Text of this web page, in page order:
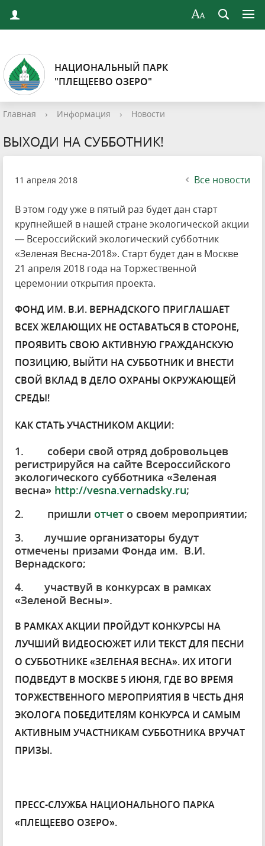
НАЦИОНАЛЬНЫЙ ПАРК
"ПЛЕЩЕЕВО ОЗЕРО"
Главная › Информация › Новости
ВЫХОДИ НА СУББОТНИК!
11 апреля 2018 Все новости
В этом году уже в пятый раз будет дан старт
крупнейшей в нашей стране экологической акции
— Всероссийский экологический субботник
«Зеленая Весна-2018». Старт будет дан в Москве
21 апреля 2018 года на Торжественной
церемонии открытия проекта.
ФОНД ИМ. В.И. ВЕРНАДСКОГО ПРИГЛАШАЕТ
ВСЕХ ЖЕЛАЮЩИХ НЕ ОСТАВАТЬСЯ В СТОРОНЕ,
ПРОЯВИТЬ СВОЮ АКТИВНУЮ ГРАЖДАНСКУЮ
ПОЗИЦИЮ, ВЫЙТИ НА СУББОТНИК И ВНЕСТИ
СВОЙ ВКЛАД В ДЕЛО ОХРАНЫ ОКРУЖАЮЩЕЙ
СРЕДЫ!
КАК СТАТЬ УЧАСТНИКОМ АКЦИИ:
1. собери свой отряд добровольцев
регистрируйся на сайте Всероссийского
экологического субботника «Зеленая
весна» http://vesna.vernadsky.ru;
2. пришли отчет о своем мероприятии;
3. лучшие организаторы будут
отмечены призами Фонда им. В.И.
Вернадского;
4. участвуй в конкурсах в рамках
«Зеленой Весны».
В РАМКАХ АКЦИИ ПРОЙДУТ КОНКУРСЫ НА
ЛУЧШИЙ ВИДЕОСЮЖЕТ ИЛИ ТЕКСТ ДЛЯ ПЕСНИ
О СУББОТНИКЕ «ЗЕЛЕНАЯ ВЕСНА». ИХ ИТОГИ
ПОДВЕДУТ В МОСКВЕ 5 ИЮНЯ, ГДЕ ВО ВРЕМЯ
ТОРЖЕСТВЕННОГО МЕРОПРИЯТИЯ В ЧЕСТЬ ДНЯ
ЭКОЛОГА ПОБЕДИТЕЛЯМ КОНКУРСА И САМЫМ
АКТИВНЫМ УЧАСТНИКАМ СУББОТНИКА ВРУЧАТ
ПРИЗЫ.
ПРЕСС-СЛУЖБА НАЦИОНАЛЬНОГО ПАРКА
«ПЛЕЩЕЕВО ОЗЕРО».